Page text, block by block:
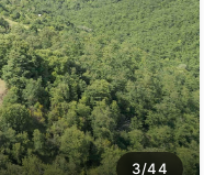
3/44